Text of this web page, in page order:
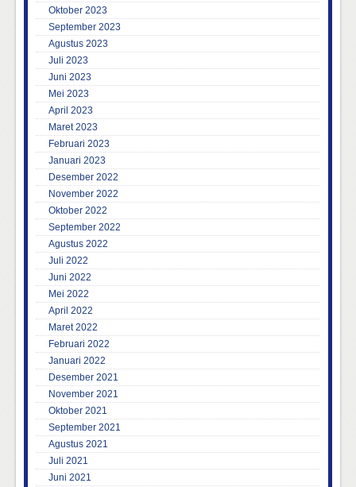
Oktober 2023
September 2023
Agustus 2023
Juli 2023
Juni 2023
Mei 2023
April 2023
Maret 2023
Februari 2023
Januari 2023
Desember 2022
November 2022
Oktober 2022
September 2022
Agustus 2022
Juli 2022
Juni 2022
Mei 2022
April 2022
Maret 2022
Februari 2022
Januari 2022
Desember 2021
November 2021
Oktober 2021
September 2021
Agustus 2021
Juli 2021
Juni 2021